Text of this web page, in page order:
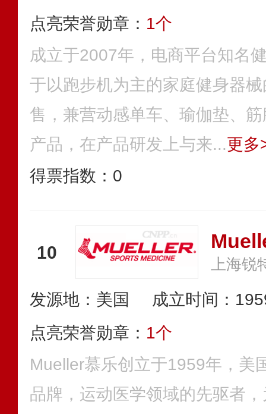
点亮荣誉勋章： 1个
成立于2007年，电商平台知名
于以跑步机为主的家庭健身器
售，兼营动感单车、瑜伽垫、
产品，在产品研发上与来...更多
得票指数： 0
10
发源地：美国
成立时间：
点亮荣誉勋章： 1个
Mueller慕乐创立于1959年，美
品牌，运动医学领域的先驱者